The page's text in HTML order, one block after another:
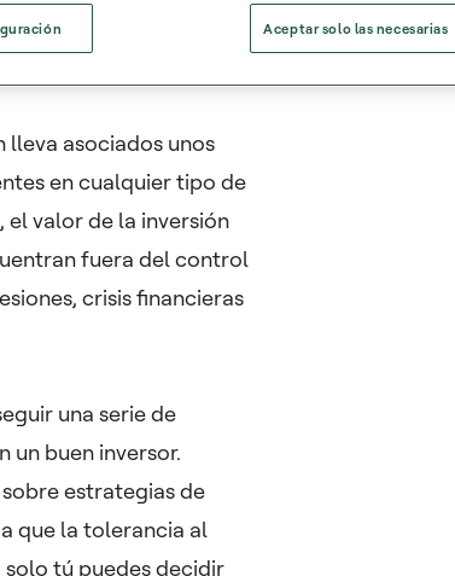
asociados unos
en cualquier tipo de
el valor de la inversión
fuera del control
crisis financieras
una serie de
un buen inversor.
estrategias de
que la tolerancia al
solo tú puedes decidir
Aceptar solo las necesarias